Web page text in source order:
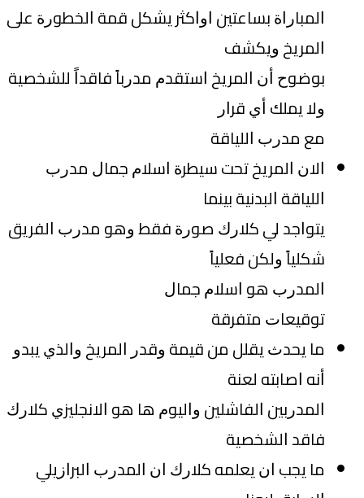
ﺍﻟﻤﺒﺎﺭﺍﺓ ﺑﺴﺎﻋﺘﻴﻦ ﺍﻭﺍﻛﺜﺮ ﻳﺸﻜﻞ ﻗﻤﺔ ﺍﻟﺨﻄﻮﺭﺓ ﻋﻠﻰ
ﺍﻟﻤﺮﻳﺦ ﻭﻳﻜﺸﻒ
ﺑﻮﺿﻮﺡ ﺃﻥ ﺍﻟﻤﺮﻳﺦ ﺍﺳﺘﻘﺪﻡ ﻣﺪﺭﺑﺎً ﻓﺎﻗﺪﺍً ﻟﻠﺸﺨﺼﻴﺔ
ﻭﻻ ﻳﻤﻠﻚ ﺃﻱ ﻗﺮﺍﺭ
ﻣﻊ ﻣﺪﺭﺏ ﺍﻟﻠﻴﺎﻗﺔ
ﺍﻻﻥ ﺍﻟﻤﺮﻳﺦ ﺗﺤﺖ ﺳﻴﻄﺮﺓ ﺍﺳﻼﻡ ﺟﻤﺎﻝ ﻣﺪﺭﺏ
ﺍﻟﻠﻴﺎﻗﺔ ﺍﻟﺒﺪﻧﻴﺔ ﺑﻴﻨﻤﺎ
ﻳﺘﻮﺍﺟﺪ ﻟﻲ ﻛﻼﺭﻙ ﺻﻮﺭﺓ ﻓﻘﻂ ﻭﻫﻮ ﻣﺪﺭﺏ ﺍﻟﻔﺮﻳﻖ
ﺷﻜﻠﻴﺎً ﻭﻟﻜﻦ ﻓﻌﻠﻴﺎً
ﺍﻟﻤﺪﺭﺏ ﻫﻮ ﺍﺳﻼﻡ ﺟﻤﺎﻝ
ﺗﻮﻗﻴﻌﺎﺕ ﻣﺘﻔﺮﻗﺔ
ﻣﺎ ﻳﺤﺪﺙ ﻳﻘﻠﻞ ﻣﻦ ﻗﻴﻤﺔ ﻭﻗﺪﺭ ﺍﻟﻤﺮﻳﺦ ﻭﺍﻟﺬﻱ ﻳﺒﺪﻭ
ﺃﻧﻪ ﺍﺻﺎﺑﺘﻪ ﻟﻌﻨﺔ
ﺍﻟﻤﺪﺭﺑﻴﻦ ﺍﻟﻔﺎﺷﻠﻴﻦ ﻭﺍﻟﻴﻮﻡ ﻫﺎ ﻫﻮ ﺍﻻﻧﺠﻠﻴﺰﻱ ﻛﻼﺭﻙ
ﻓﺎﻗﺪ ﺍﻟﺸﺨﺼﻴﺔ
ﻣﺎ ﻳﺠﺐ ﺍﻥ ﻳﻌﻠﻤﻪ ﻛﻼﺭﻙ ﺍﻥ ﺍﻟﻤﺪﺭﺏ ﺍﻟﺒﺮﺍﺯﻳﻠﻲ